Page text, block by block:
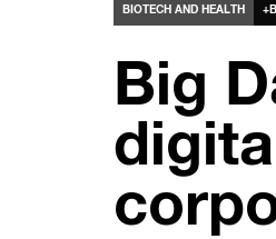
BIOTECH AND HEALTH
Big